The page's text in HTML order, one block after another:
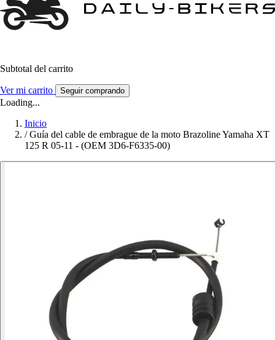
Subtotal del carrito
Ver mi carrito Seguir comprando
Loading...
Inicio
/ Guía del cable de embrague de la moto Brazoline Yamaha XT
125 R 05-11 - (OEM 3D6-F6335-00)